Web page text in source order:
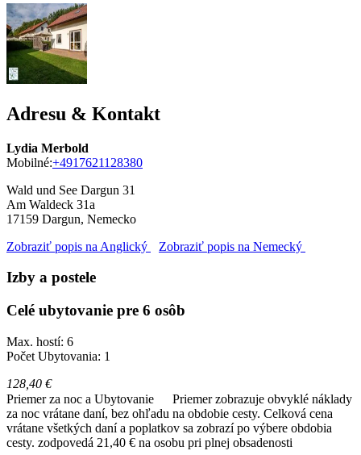
Adresu & Kontakt
Lydia Merbold
Mobilné:+4917621128380
Wald und See Dargun 31
Am Waldeck 31a
17159 Dargun, Nemecko
Zobraziť popis na Anglický
Zobraziť popis na Nemecký
Izby a postele
Celé ubytovanie pre 6 osôb
Max. hostí: 6
Počet Ubytovania: 1
128,40 €
Priemer za noc a Ubytovanie
Priemer zobrazuje obvyklé náklady
za noc vrátane daní, bez ohľadu na obdobie cesty. Celková cena
vrátane všetkých daní a poplatkov sa zobrazí po výbere obdobia
cesty. zodpovedá 21,40 € na osobu pri plnej obsadenosti